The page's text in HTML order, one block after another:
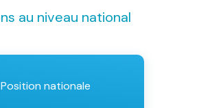
au niveau national
Position nationale